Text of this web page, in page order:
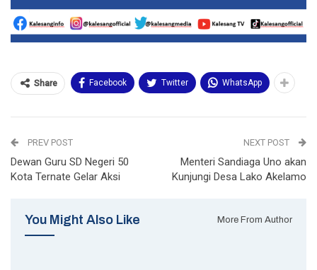
Share Facebook Twitter WhatsApp
PREV POST
Dewan Guru SD Negeri 50
Kota Ternate Gelar Aksi
NEXT POST
Menteri Sandiaga Uno akan
Kunjungi Desa Lako Akelamo
You Might Also Like More From Author